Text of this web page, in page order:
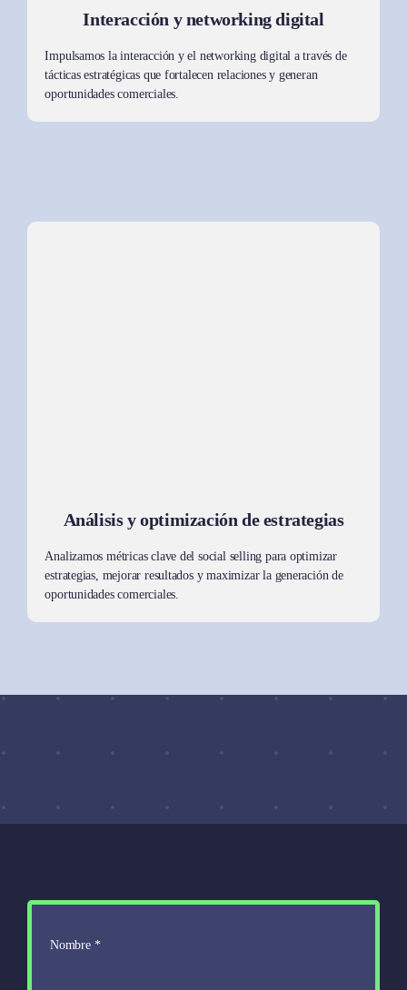
Interacción ynetworkingdigital
Impulsamos la interacción y el networking digital a través de
tácticas estratégicas que fortalecen relaciones y generan
oportunidades comerciales.
Análisis y optimización de estrategias
Analizamos métricas clave del social selling para optimizar
estrategias, mejorar resultados y maximizar la generación de
oportunidades comerciales.
Nombre *